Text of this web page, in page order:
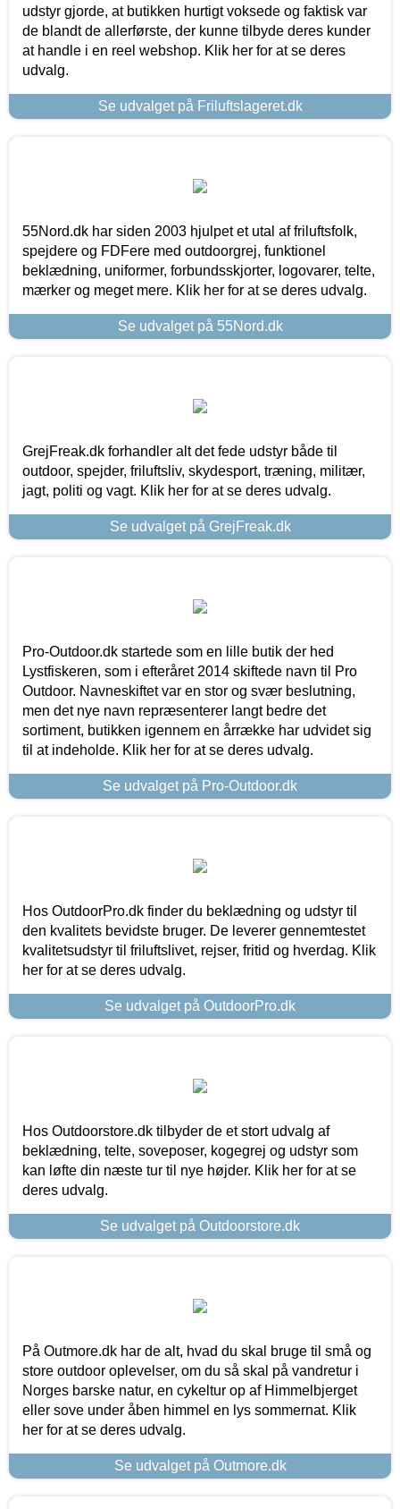
udstyr gjorde, at butikken hurtigt voksede og faktisk var
de blandt de allerførste, der kunne tilbyde deres kunder
at handle i en reel webshop. Klik her for at se deres
udvalg.
Se udvalget på Friluftslageret.dk
55Nord.dk har siden 2003 hjulpet et utal af friluftsfolk,
spejdere og FDFere med outdoorgrej, funktionel
beklædning, uniformer, forbundsskjorter, logovarer, telte,
mærker og meget mere. Klik her for at se deres udvalg.
Se udvalget på 55Nord.dk
GrejFreak.dk forhandler alt det fede udstyr både til
outdoor, spejder, friluftsliv, skydesport, træning, militær,
jagt, politi og vagt. Klik her for at se deres udvalg.
Se udvalget på GrejFreak.dk
Pro-Outdoor.dk startede som en lille butik der hed
Lystfiskeren, som i efteråret 2014 skiftede navn til Pro
Outdoor. Navneskiftet var en stor og svær beslutning,
men det nye navn repræsenterer langt bedre det
sortiment, butikken igennem en årrække har udvidet sig
til at indeholde. Klik her for at se deres udvalg.
Se udvalget på Pro-Outdoor.dk
Hos OutdoorPro.dk finder du beklædning og udstyr til
den kvalitets bevidste bruger. De leverer gennemtestet
kvalitetsudstyr til friluftslivet, rejser, fritid og hverdag. Klik
her for at se deres udvalg.
Se udvalget på OutdoorPro.dk
Hos Outdoorstore.dk tilbyder de et stort udvalg af
beklædning, telte, soveposer, kogegrej og udstyr som
kan løfte din næste tur til nye højder. Klik her for at se
deres udvalg.
Se udvalget på Outdoorstore.dk
På Outmore.dk har de alt, hvad du skal bruge til små og
store outdoor oplevelser, om du så skal på vandretur i
Norges barske natur, en cykeltur op af Himmelbjerget
eller sove under åben himmel en lys sommernat. Klik
her for at se deres udvalg.
Se udvalget på Outmore.dk